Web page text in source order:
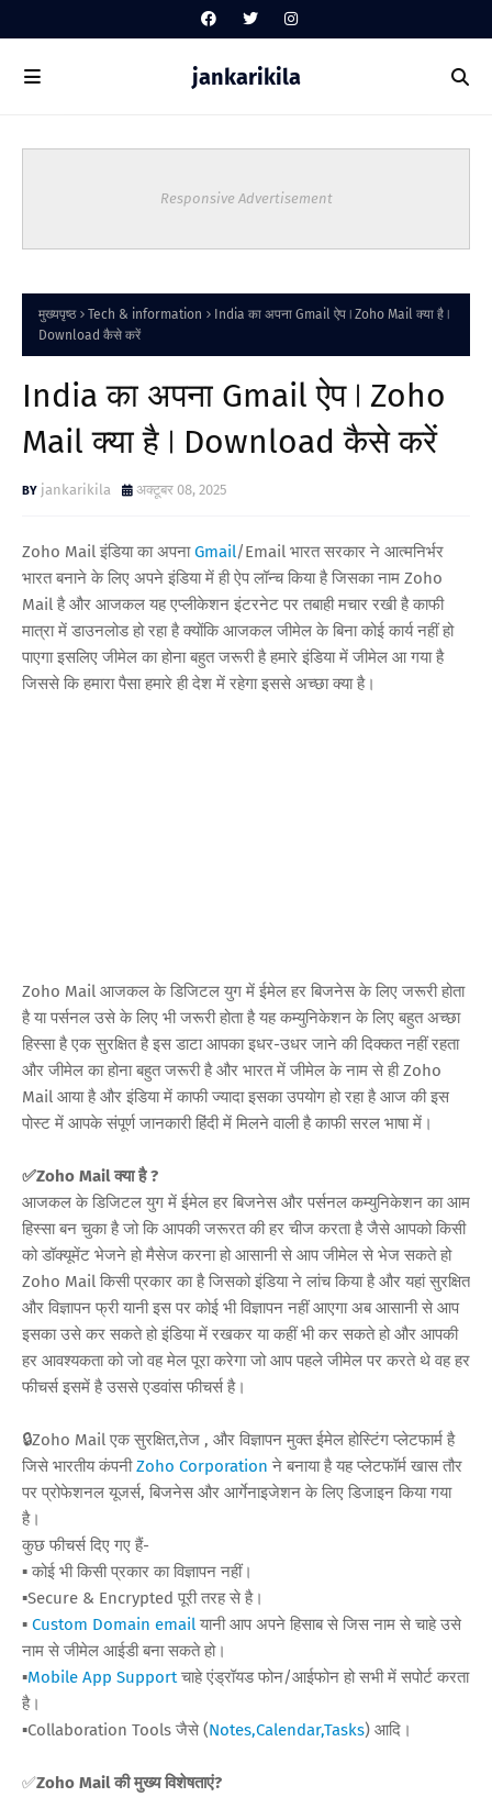
jankarikila
Responsive Advertisement
मुख्यपृष्ठ Tech & information
India का अपना Gmail ऐप ∣ Zoho Mail क्या है ∣
Download कैसे करें
India का अपना Gmail ऐप ∣ Zoho
Mail क्या है ∣ Download कैसे करें
jankarikila अक्टूबर 08, 2025
Zoho Mail इंडिया का अपनाGmail/Email भारत सरकार ने आत्मनिर्भर
भारत बनाने के लिए अपने इंडिया में ही ऐप लॉन्च किया है जिसका नाम Zoho
Mail है और आजकल यह एप्लीकेशन इंटरनेट पर तबाही मचार रखी है काफी
मात्रा में डाउनलोड हो रहा है क्योंकि आजकल जीमेल के बिना कोई कार्य नहीं हो
पाएगा इसलिए जीमेल का होना बहुत जरूरी है हमारे इंडिया में जीमेल आ गया है
जिससे कि हमारा पैसा हमारे ही देश में रहेगा इससे अच्छा क्या है।
Zoho Mail आजकल के डिजिटल युग में ईमेल हर बिजनेस के लिए जरूरी होता
है या पर्सनल उसे के लिए भी जरूरी होता है यह कम्युनिकेशन के लिए बहुत अच्छा
हिस्सा है एक सुरक्षित है इस डाटा आपका इधर-उधर जाने की दिक्कत नहीं रहता
और जीमेल का होना बहुत जरूरी है और भारत में जीमेल के नाम से ही Zoho
Mail आया है और इंडिया में काफी ज्यादा इसका उपयोग हो रहा है आज की इस
पोस्ट में आपके संपूर्ण जानकारी हिंदी में मिलने वाली है काफी सरल भाषा में।
✅Zoho Mail क्या है ?
आजकल के डिजिटल युग में ईमेल हर बिजनेस और पर्सनल कम्युनिकेशन का आम
हिस्सा बन चुका है जो कि आपकी जरूरत की हर चीज करता है जैसे आपको किसी
को डॉक्यूमेंट भेजने हो मैसेज करना हो आसानी से आप जीमेल से भेज सकते हो
Zoho Mail किसी प्रकार का है जिसको इंडिया ने लांच किया है और यहां सुरक्षित
और विज्ञापन फ्री यानी इस पर कोई भी विज्ञापन नहीं आएगा अब आसानी से आप
इसका उसे कर सकते हो इंडिया में रखकर या कहीं भी कर सकते हो और आपकी
हर आवश्यकता को जो वह मेल पूरा करेगा जो आप पहले जीमेल पर करते थे वह हर
फीचर्स इसमें है उससे एडवांस फीचर्स है।
🔒Zoho Mail एक सुरक्षित,तेज , और विज्ञापन मुक्त ईमेल होस्टिंग प्लेटफार्म है
जिसे भारतीय कंपनीZoho Corporation ने बनाया है यह प्लेटफॉर्म खास तौर
पर प्रोफेशनल यूजर्स, बिजनेस और आर्गेनाइजेशन के लिए डिजाइन किया गया
है।
कुछ फीचर्स दिए गए हैं-
▪️ कोई भी किसी प्रकार का विज्ञापन नहीं।
▪️Secure & Encrypted पूरी तरह से है।
▪️ Custom Domain email यानी आप अपने हिसाब से जिस नाम से चाहे उसे
नाम से जीमेल आईडी बना सकते हो।
▪️Mobile App Supportचाहे एंड्रॉयड फोन/आईफोन हो सभी में सपोर्ट करता
है।
▪️Collaboration Tools जैसे (Notes,Calendar,Tasks) आदि।
✅Zoho Mail की मुख्य विशेषताएं?